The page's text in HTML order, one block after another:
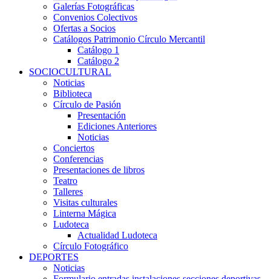
Galerías Fotográficas
Convenios Colectivos
Ofertas a Socios
Catálogos Patrimonio Círculo Mercantil
Catálogo 1
Catálogo 2
SOCIOCULTURAL
Noticias
Biblioteca
Círculo de Pasión
Presentación
Ediciones Anteriores
Noticias
Conciertos
Conferencias
Presentaciones de libros
Teatro
Talleres
Visitas culturales
Linterna Mágica
Ludoteca
Actualidad Ludoteca
Círculo Fotográfico
DEPORTES
Noticias